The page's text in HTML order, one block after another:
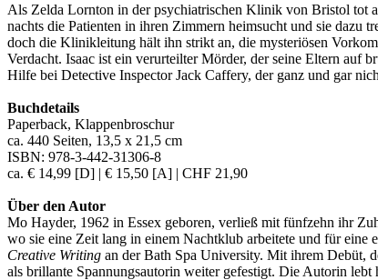
Als Zelda Lornton in der psychiatrischen Klinik von Bristol tot
nachts die Patienten in ihren Zimmern heimsucht und sie dazu
doch die Klinikleitung hält ihn strikt an, die mysteriösen
Verdacht. Isaac ist ein verurteilter Mörder, der seine Eltern auf
Hilfe bei Detective Inspector Jack Caffery, der ganz und gar
Buchdetails
Paperback, Klappenbroschur
ca. 440 Seiten, 13,5 x 21,5 cm
ISBN: 978-3-442-31306-8
ca. € 14,99 [D] | € 15,50 [A] | CHF 21,90
Über den Autor
Mo Hayder, 1962 in Essex geboren, verließ mit fünfzehn ihr
wo sie eine Zeit lang in einem Nachtklub arbeitete und für
Creative Writing an der Bath Spa University. Mit ihrem Debüt,
als brillante Spannungsautorin weiter gefestigt. Die Autorin